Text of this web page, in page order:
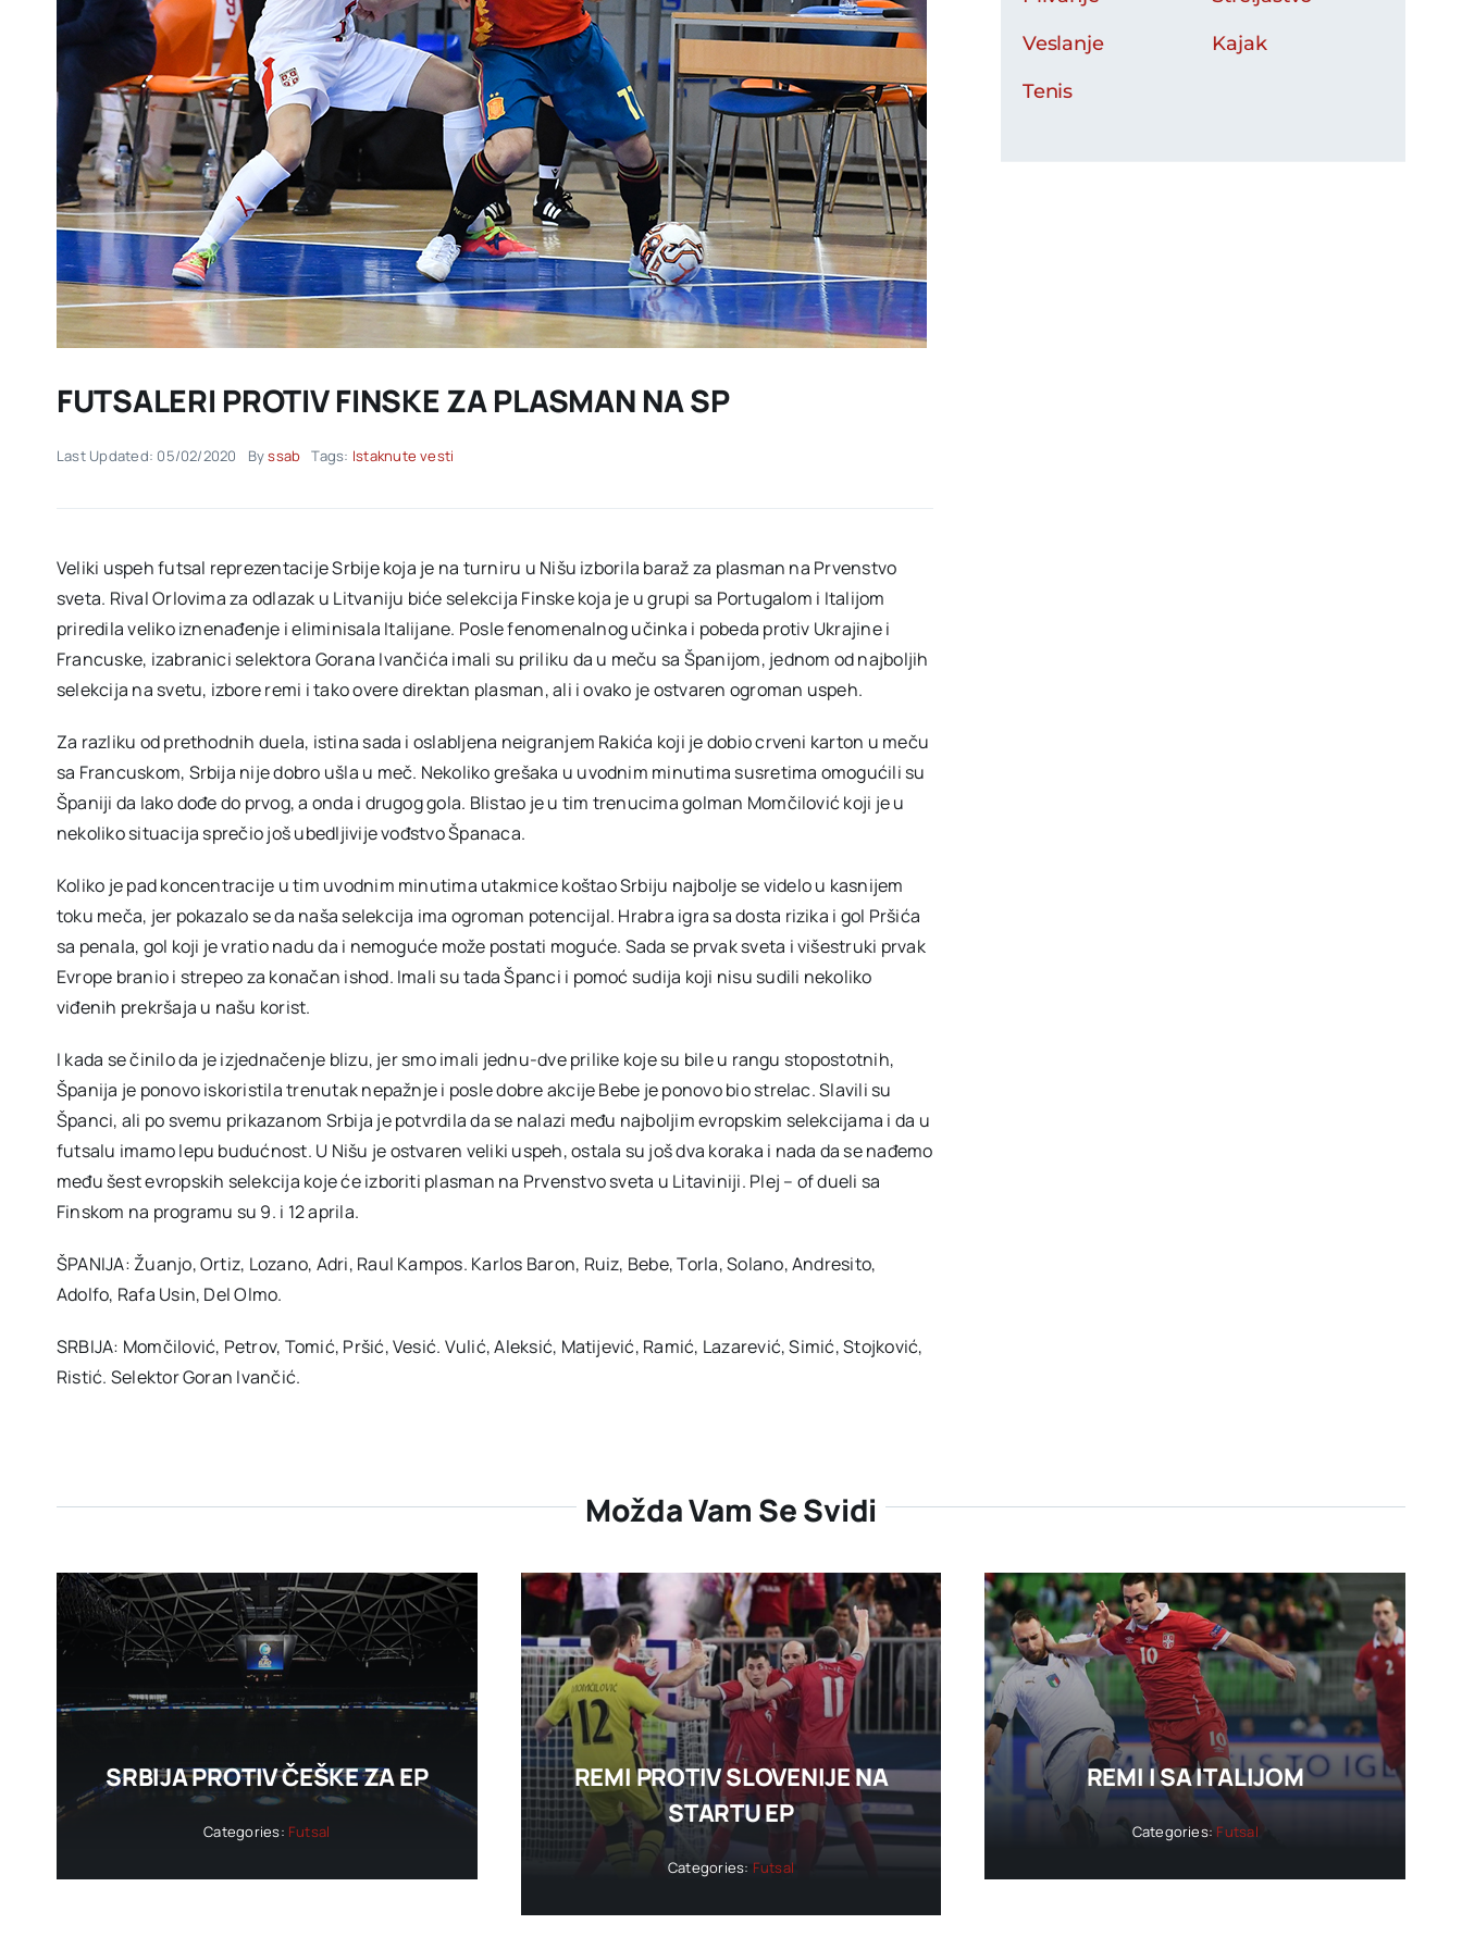
FUTSALERI PROTIV FINSKE ZA PLASMAN NA SP
Last Updated: 05/02/2020 Byssab Tags: Istaknute vesti
Veliki uspeh futsal reprezentacije Srbije koja je na turniru u Nišu izborila baraž za plasman na Prvenstvo
sveta. Rival Orlovima za odlazak u Litvaniju biće selekcija Finske koja je u grupi sa Portugalom i Italijom
priredila veliko iznenađenje i eliminisala Italijane. Posle fenomenalnog učinka i pobeda protiv Ukrajine i
Francuske, izabranici selektora Gorana Ivančića imali su priliku da u meču sa Španijom, jednom od najboljih
selekcija na svetu, izbore remi i tako overe direktan plasman, ali i ovako je ostvaren ogroman uspeh.
Za razliku od prethodnih duela, istina sada i oslabljena neigranjem Rakića koji je dobio crveni karton u meču
sa Francuskom, Srbija nije dobro ušla u meč. Nekoliko grešaka u uvodnim minutima susretima omogućili su
Španiji da lako dođe do prvog, a onda i drugog gola. Blistao je u tim trenucima golman Momčilović koji je u
nekoliko situacija sprečio još ubedljivije vođstvo Španaca.
Koliko je pad koncentracije u tim uvodnim minutima utakmice koštao Srbiju najbolje se videlo u kasnijem
toku meča, jer pokazalo se da naša selekcija ima ogroman potencijal. Hrabra igra sa dosta rizika i gol Pršića
sa penala, gol koji je vratio nadu da i nemoguće može postati moguće. Sada se prvak sveta i višestruki prvak
Evrope branio i strepeo za konačan ishod. Imali su tada Španci i pomoć sudija koji nisu sudili nekoliko
viđenih prekršaja u našu korist.
I kada se činilo da je izjednačenje blizu, jer smo imali jednu-dve prilike koje su bile u rangu stopostotnih,
Španija je ponovo iskoristila trenutak nepažnje i posle dobre akcije Bebe je ponovo bio strelac. Slavili su
Španci, ali po svemu prikazanom Srbija je potvrdila da se nalazi među najboljim evropskim selekcijama i da u
futsalu imamo lepu budućnost. U Nišu je ostvaren veliki uspeh, ostala su još dva koraka i nada da se nađemo
među šest evropskih selekcija koje će izboriti plasman na Prvenstvo sveta u Litaviniji. Plej – of dueli sa
Finskom na programu su 9. i 12 aprila.
ŠPANIJA: Žuanjo, Ortiz, Lozano, Adri, Raul Kampos. Karlos Baron, Ruiz, Bebe, Torla, Solano, Andresito,
Adolfo, Rafa Usin, Del Olmo.
SRBIJA: Momčilović, Petrov, Tomić, Pršić, Vesić. Vulić, Aleksić, Matijević, Ramić, Lazarević, Simić, Stojković,
Ristić. Selektor Goran Ivančić.
Veslanje
Kajak
Tenis
Možda Vam Se Svidi
SRBIJA PROTIV ČEŠKE ZA EP
Categories: Futsal
REMI PROTIV SLOVENIJE NA
STARTU EP
Categories: Futsal
REMI I SA ITALIJOM
Categories: Futsal